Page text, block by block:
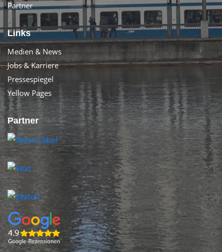
Partner
Links
Medien & News
Jobs & Karriere
Pressespiegel
Yellow Pages
Partner